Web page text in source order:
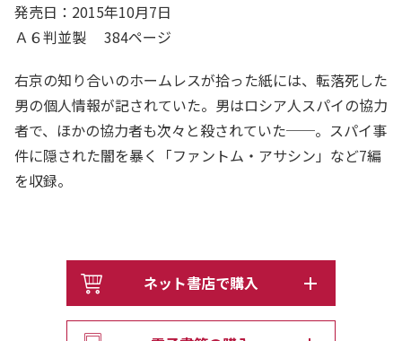
発売日：2015年10月7日
Ａ６判並製 384ページ
右京の知り合いのホームレスが拾った紙には、転落死した
男の個人情報が記されていた。男はロシア人スパイの協力
者で、ほかの協力者も次々と殺されていた──。スパイ事
件に隠された闇を暴く「ファントム・アサシン」など7編
を収録。
ネット書店で購入